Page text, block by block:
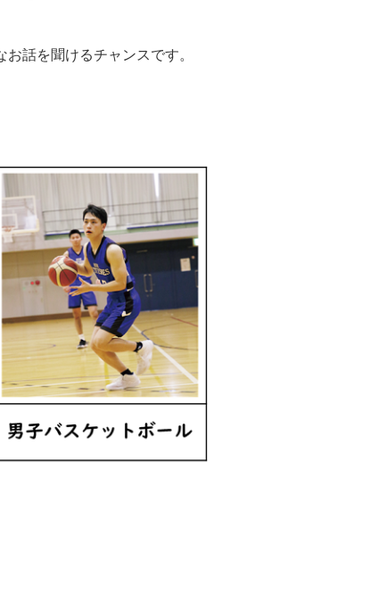
話を聞けるチャンスです。